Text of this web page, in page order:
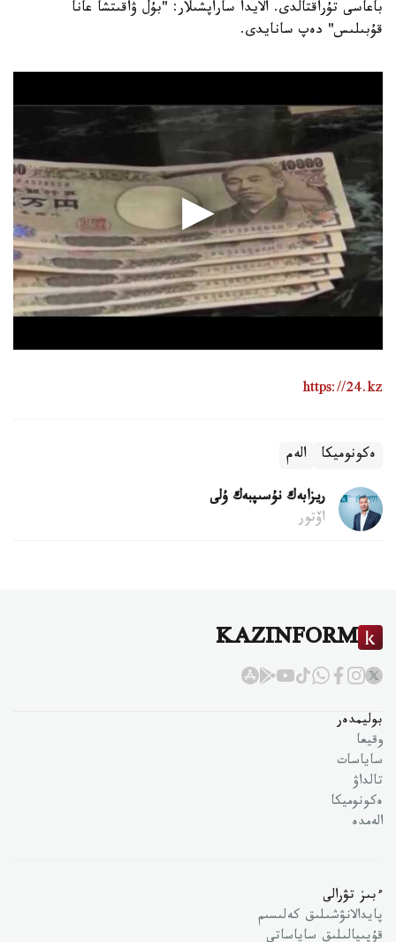
باعاسى تۇراقتالدى. الايدا ساراپشىلار: "بۇل ۋاقىتشا عانا
قۇبىلىس" دەپ سانايدى.
https://24.kz
ەكونوميكا الەم
ريزابەك نۇسىپبەك ۇلى
اۆتور
KAZINFORM
بوليمدەر
وقيعا
ساياسات
تالداۋ
ەكونوميكا
الەمدە
ءبىز تۋرالى
پايدالانۋشىلىق كەلىسىم
قۇپىيالىلىق ساياساتى